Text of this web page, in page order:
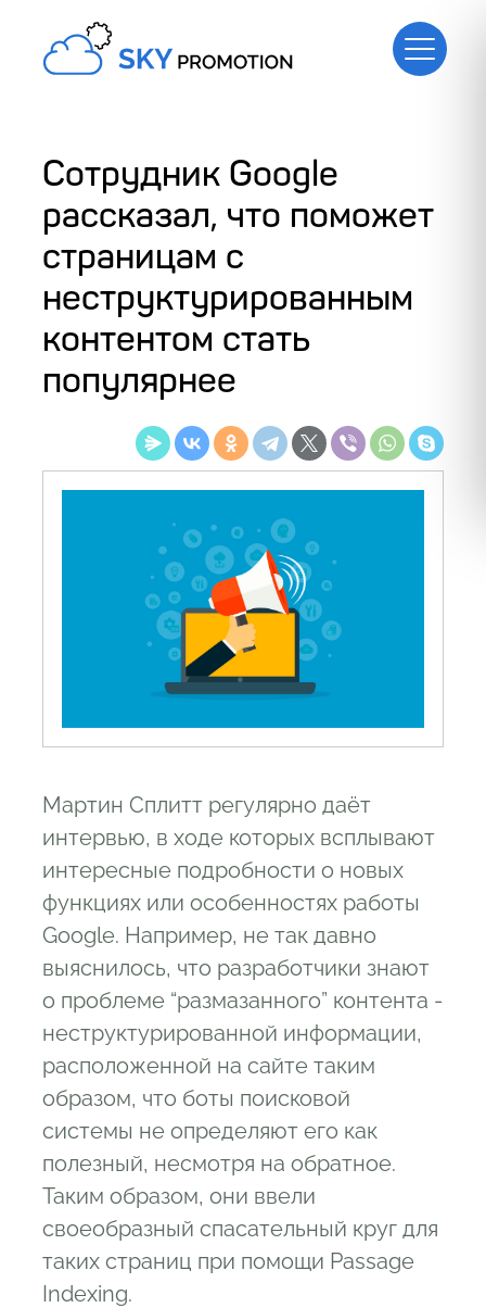
Сотрудник Google
рассказал, что поможет
страницам с
неструктурированным
контентом стать
популярнее
Мартин Сплитт регулярно даёт
интервью, в ходе которых всплывают
интересные подробности о новых
функциях или особенностях работы
Google. Например, не так давно
выяснилось, что разработчики знают
о проблеме “размазанного” контента -
неструктурированной информации,
расположенной на сайте таким
образом, что боты поисковой
системы не определяют его как
полезный, несмотря на обратное.
Таким образом, они ввели
своеобразный спасательный круг для
таких страниц при помощи Passage
Indexing.